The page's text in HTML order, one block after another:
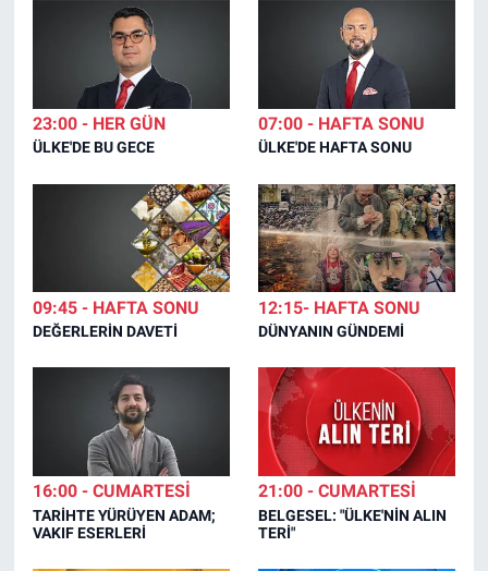
23:00 - HER GÜN
ÜLKE'DE BU GECE
07:00 - HAFTA SONU
ÜLKE'DE HAFTA SONU
09:45 - HAFTA SONU
DEĞERLERİN DAVETİ
12:15- HAFTA SONU
DÜNYANIN GÜNDEMİ
16:00 - CUMARTESİ
TARİHTE YÜRÜYEN ADAM;
VAKIF ESERLERİ
21:00 - CUMARTESİ
BELGESEL: "ÜLKE'NİN ALIN
TERİ"